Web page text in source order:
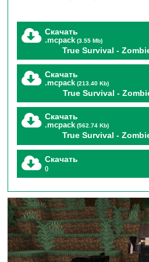
Apocalypse тщательно
работали так, как нам нужно.
подход к игре в Minecraft.
кажется, вы знаете о
дополнению как к совершенно
Настоящее
зомби-
Minecraft PE
Скачать
.mcpack (3.55 Mb)
True Survival -
Скачать
.mcpack (213.40 Kb)
True Survival -
Скачать
.mcpack (562.74 Kb)
True Survival -
Скачать
()